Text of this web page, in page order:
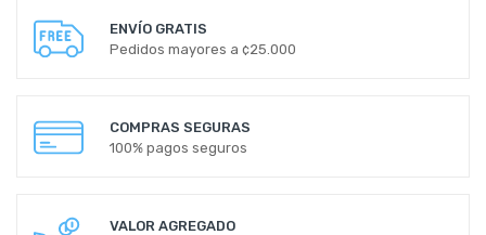
ENVÍO GRATIS
Pedidos mayores a ¢25.000
COMPRAS SEGURAS
100% pagos seguros
VALOR AGREGADO